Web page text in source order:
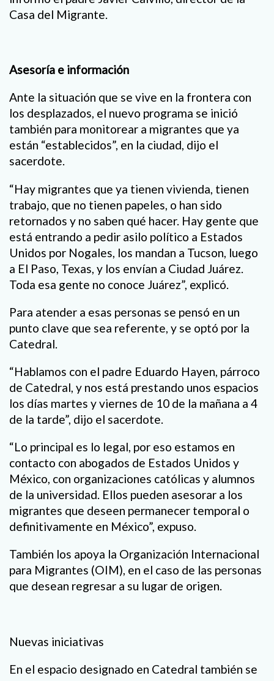
Casa del Migrante.
Asesoría e información
Ante la situación que se vive en la frontera con
los desplazados, el nuevo programa se inició
también para monitorear a migrantes que ya
están “establecidos”, en la ciudad, dijo el
sacerdote.
“Hay migrantes que ya tienen vivienda, tienen
trabajo, que no tienen papeles, o han sido
retornados y no saben qué hacer. Hay gente que
está entrando a pedir asilo político a Estados
Unidos por Nogales, los mandan a Tucson, luego
a El Paso, Texas, y los envían a Ciudad Juárez.
Toda esa gente no conoce Juárez”, explicó.
Para atender a esas personas se pensó en un
punto clave que sea referente, y se optó por la
Catedral.
“Hablamos con el padre Eduardo Hayen, párroco
de Catedral, y nos está prestando unos espacios
los días martes y viernes de 10 de la mañana a 4
de la tarde”, dijo el sacerdote.
“Lo principal es lo legal, por eso estamos en
contacto con abogados de Estados Unidos y
México, con organizaciones católicas y alumnos
de la universidad. Ellos pueden asesorar a los
migrantes que deseen permanecer temporal o
definitivamente en México”, expuso.
También los apoya la Organización Internacional
para Migrantes (OIM), en el caso de las personas
que desean regresar a su lugar de origen.
Nuevas iniciativas
En el espacio designado en Catedral también se